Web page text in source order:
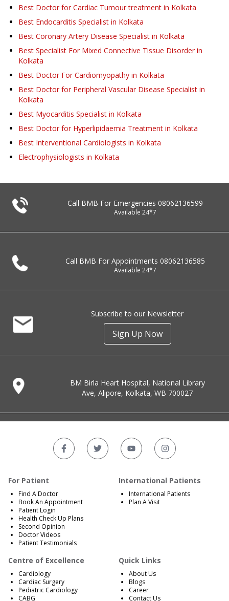
Best Doctor for Cardiac Tumour treatment in Kolkata
Best Endocarditis Specialist in Kolkata
Best Coronary Artery Disease Specialist in Kolkata
Best Specialist For Mixed Connective Tissue Disorder in
Kolkata
Best Doctor For Cardiomyopathy in Kolkata
Best Doctor for Peripheral Vascular Disease Specialist in
Kolkata
Best Myocarditis Specialist in Kolkata
Best Doctor for Hyperlipidaemia Treatment in Kolkata
Best Interventional Cardiologists in Kolkata
Electrophysiologists in Kolkata
Call BMB For Emergencies 08062136599
Available 24*7
Call BMB For Appointments 08062136585
Available 24*7
Subscribe to our Newsletter
Sign Up Now
BM Birla Heart Hospital, National Library
Ave, Alipore, Kolkata, WB 700027
For Patient
Find A Doctor
Book An Appointment
Patient Login
Health Check Up Plans
Second Opinion
Doctor Videos
Patient Testimonials
International Patients
International Patients
Plan A Visit
Centre of Excellence
Cardiology
Cardiac Surgery
Pediatric Cardiology
CABG
Quick Links
About Us
Blogs
Career
Contact Us